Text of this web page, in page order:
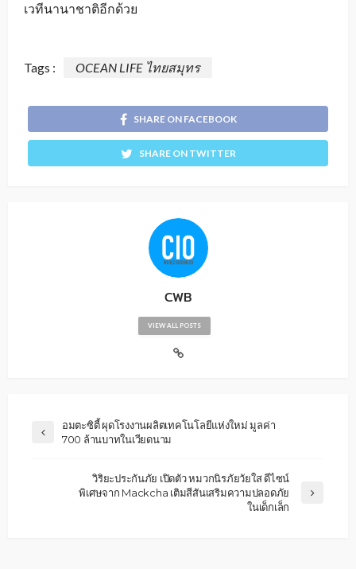
เวทีนานาชาติอีกด้วย
Tags : OCEAN LIFE ไทยสมุทร
SHARE ON FACEBOOK
SHARE ON TWITTER
CWB
VIEW ALL POSTS
อมตะซิตี้ ผุดโรงงานผลิตเทคโนโลยีแห่งใหม่ มูลค่า
700 ล้านบาทในเวียดนาม
วิริยะประกันภัย เปิดตัว หมวกนิรภัยวัยใส ดีไซน์
พิเศษจาก Mackcha เติมสีสันเสริมความปลอดภัย
ในเด็กเล็ก